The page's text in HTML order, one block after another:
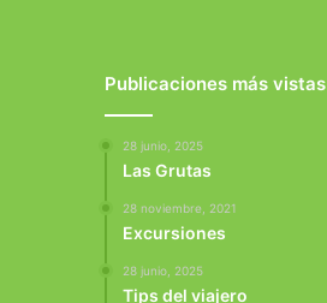
Publicaciones más vistas
28 junio, 2025
Las Grutas
28 noviembre, 2021
Excursiones
28 junio, 2025
Tips del viajero